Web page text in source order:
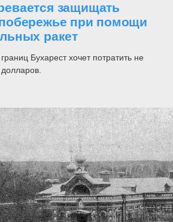
защищать
при помощи
ракет
Бухарест хочет потратить не